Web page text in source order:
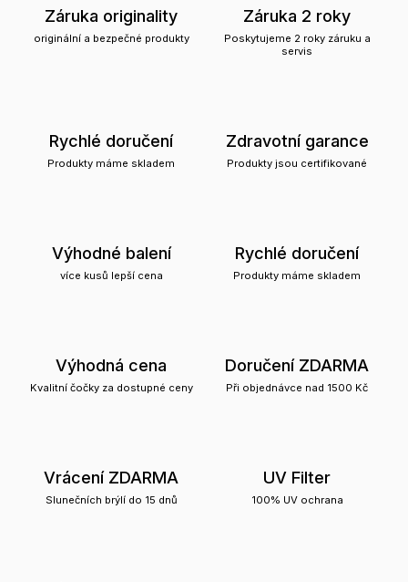
Záruka originality
originální a bezpečné produkty
Záruka 2 roky
Poskytujeme 2 roky záruku a
servis
Rychlé doručení
Produkty máme skladem
Zdravotní garance
Produkty jsou certifikované
Výhodné balení
více kusů lepší cena
Rychlé doručení
Produkty máme skladem
Výhodná cena
Kvalitní čočky za dostupné ceny
Doručení ZDARMA
Při objednávce nad 1500 Kč
Vrácení ZDARMA
Slunečních brýlí do 15 dnů
UV Filter
100% UV ochrana